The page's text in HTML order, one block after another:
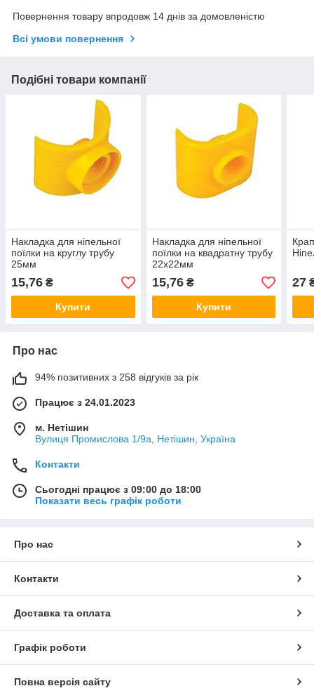
Повернення товару впродовж 14 днів за домовленістю
Всі умови повернення
Подібні товари компанії
Накладка для ніпельної
поїлки на круглу трубу
25мм
15,76 ₴
Купити
Накладка для ніпельної
поїлки на квадратну трубу
22х22мм
15,76₴
Купити
27
Про нас
94% позитивних з 258 відгуків за рік
Працює з 24.01.2023
м. Нетішин
Вулиця Промислова 1/9а, Нетішин, Україна
Контакти
Сьогодні працює з 09:00 до 18:00
Показати весь графік роботи
Про нас
Контакти
Доставка та оплата
Графік роботи
Повна версія сайту